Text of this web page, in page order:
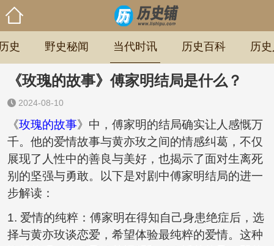
史 野史秘闻 当代时讯 历史百科 历
《玫瑰的故事》傅家明结局是什么？
2024-08-10
《玫瑰的故事》中，傅家明的结局确实让人感慨万
千。他的爱情故事与黄亦玫之间的情感纠葛，不仅
展现了人性中的善良与美好，也揭示了面对生离死
别的坚强与勇敢。以下是对剧中傅家明结局的进一
步解读：
1. 爱情的纯粹：傅家明在得知自己身患绝症后，选
择与黄亦玫谈恋爱，希望体验最纯粹的爱情。这种